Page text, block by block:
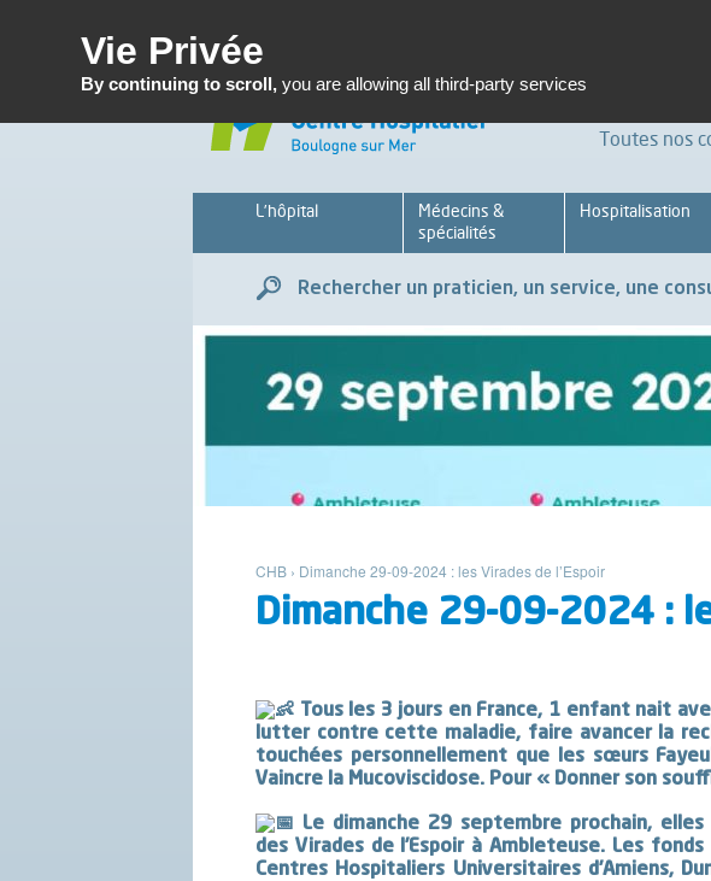
Toutes nos
L’hôpital
Médecins &
spécialités
Hospitalisation
Rechercher un praticien, un service, une
CHB › Dimanche 29-09-2024 : les Virades de l’Espoir
Dimanche 29-09-2024 :
Tous les 3 jours en France, 1 enfant nait
lutter contre cette maladie, faire avancer la
touchées personnellement que les sœurs
Vaincre la Mucoviscidose. Pour « Donner son
Le dimanche 29 septembre prochain,
des Virades de l’Espoir à Ambleteuse. Les
Centres Hospitaliers Universitaires d’Amiens,
Vie Privée
By continuing to scroll, you are allowing all third-party services